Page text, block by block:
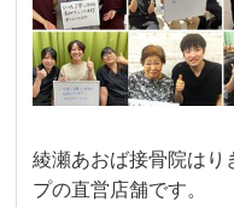
綾瀬あおば接骨院はり
プの直営店舗です。